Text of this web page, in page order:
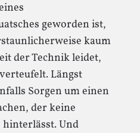
geworden ist,
kaum
der Technik leidet,
Längst
Sorgen um einen
der keine
hinterlässt. Und